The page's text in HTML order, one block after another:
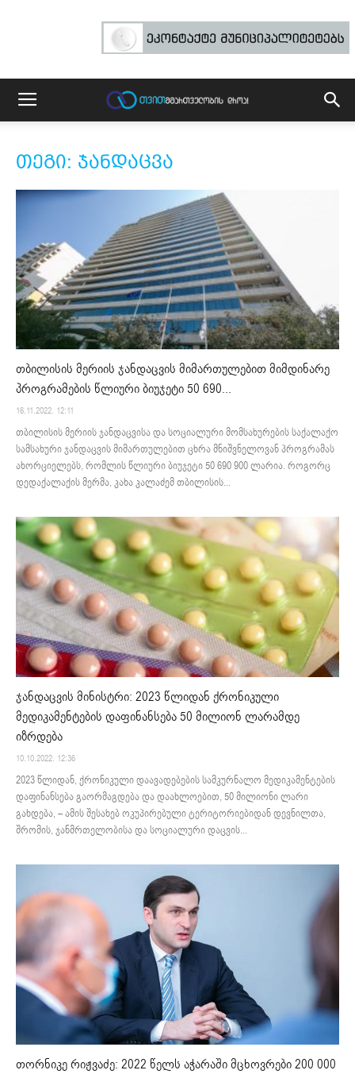
თეგი: ჯანდაცვა
თბილისის მერიის ჯანდაცვის მიმართულებით მიმდინარე
პროგრამების წლიური ბიუჯეტი 50 690...
16.11.2022. 12:11
თბილისის მერიის ჯანდაცვისა და სოციალური მომსახურების საქალაქო
სამსახური ჯანდაცვის მიმართულებით ცხრა მნიშვნელოვან პროგრამას
ახორციელებს, რომლის წლიური ბიუჯეტი 50 690 900 ლარია. როგორც
დედაქალაქის მერმა, კახა კალაძემ თბილისის...
ჯანდაცვის მინისტრი: 2023 წლიდან ქრონიკული
მედიკამენტების დაფინანსება 50 მილიონ ლარამდე
იზრდება
10.10.2022. 12:36
2023 წლიდან, ქრონიკული დაავადებების სამკურნალო მედიკამენტების
დაფინანსება გაორმაგდება და დაახლოებით, 50 მილიონი ლარი
გახდება, – ამის შესახებ ოკუპირებული ტერიტორიებიდან დევნილთა,
შრომის, ჯანმრთელობისა და სოციალური დაცვის...
თორნიკე რიჟვაძე: 2022 წელს აჭარაში მცხოვრები 200 000